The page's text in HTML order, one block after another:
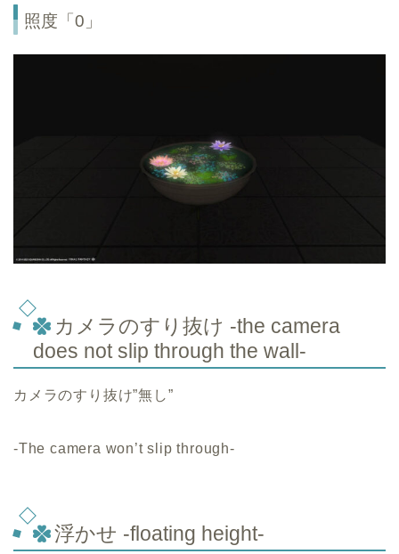
照度「0」
カメラのすり抜け -the camera
does not slip through the wall-
カメラのすり抜け”無し”
-The camera won’t slip through-
浮かせ -floating height-